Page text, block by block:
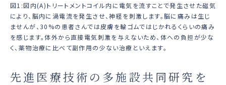
図1:図内(A)トリートメントコイル内に電気を流すことで発生させた磁気
により、脳内に渦電流を発生させ、神経を刺激します。脳に痛みは生じ
ませんが、30%の患者さんでは皮膚を輪ゴムではじかれるくらいの痛み
を感じます。体外から直接電気刺激を与えないため、体への負担が少な
く、薬物治療に比べて副作用の少ない治療といえます。
先進医療技術の多施設共同研究を